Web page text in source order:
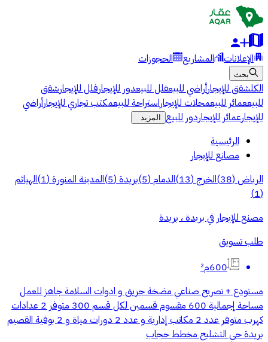
الإعلانات المشاريع الحجوزات
بحث
الكلشقق للإيجارأراضي للبيعفلل للبيعدور للإيجارفلل للإيجارشقق
للبيععمائر للبيعمحلات للإيجاراستراحة للبيعمكتب تجاري للإيجارأراضي
للإيجارعمائر للإيجاردور للبيع المزيد
الرئيسية
مصانع للإيجار
الرياض(
38
)الخرج(
13
)الدمام(
5
)بريدة(
5
)المدينة المنورة(
1
)الهياثم
(
1
)
مصنع للإيجار في بريدة ، بريدة
طلب تسويق
600م²
مستودع + تصريح صناعي مضخة حريق و ادوات السلامة جاهز للعمل
مساحة إجمالية 600 مقسوم قسمين لكل قسم 300 متوفر 2 عدادات
كهرب متوفر عدد 2 مكاتب إدارية و عدد 2 دورات مياة و 2 بوفية القصيم
بريدة حي التشليح مخطط حجاب